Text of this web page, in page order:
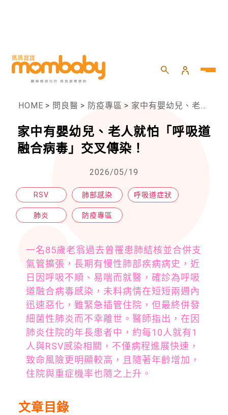
HOME > 問良醫 > 防疫專區 > 家中有嬰幼兒、老人就怕「呼吸道融合病毒」交叉傳染！
家中有嬰幼兒、老人就怕「呼吸道
融合病毒」交叉傳染！
2026/05/19
RSV 肺部感染 呼吸道症狀
肺炎 防疫專區
一名85歲老翁過去曾罹患肺結核並合併支
氣管擴張，長期有慢性肺部疾病病史，近
日因呼吸不順、易喘而就醫，確診為呼吸
道融合病毒感染，未料病情在短短兩週內
迅速惡化，雖緊急插管住院，但最終併發
細菌性肺炎而不幸離世。醫師指出，在因
肺炎住院的年長患者中，約每10人就有1
人與RSV感染相關，不僅病程進展快速，
致命風險更明顯較高，且隨著年齡增加，
住院與重症機率也隨之上升。
文章目錄